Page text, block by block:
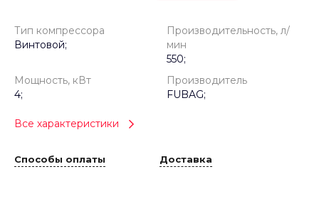
Тип компрессора
Винтовой;
Производительность, л/
мин
550;
Мощность, кВт
4;
Производитель
FUBAG;
Все характеристики
Способы оплаты Доставка